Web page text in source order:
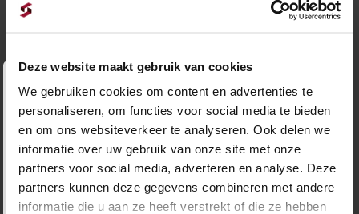
Deze website maakt gebruik van cookies
We gebruiken cookies om content en advertenties te
personaliseren, om functies voor social media te bieden
en om ons websiteverkeer te analyseren. Ook delen we
informatie over uw gebruik van onze site met onze
partners voor social media, adverteren en analyse. Deze
partners kunnen deze gegevens combineren met andere
informatie die u aan ze heeft verstrekt of die ze hebben
Geschikt voor oprit
Paden en terras
m2 per verpakking
15.1
Openingstijden tijdens vakantie
Let op. i.v.m. de vakantie hanteren wij andere
openingstijden.
𝘔𝘢𝘢𝘯𝘥𝘢𝘨 𝘵/𝘮 𝘻𝘢𝘵𝘦𝘳𝘥𝘢𝘨 𝘨𝘦𝘰𝘱𝘦𝘯𝘥 𝘷𝘢𝘯 08.00 𝘵𝘰𝘵